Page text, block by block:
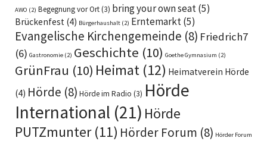
AWO (2) Begegnung vor Ort(3) bring your own seat(5)
Brückenfest (4) Bürgerhaushalt (2) Erntemarkt(5)
Evangelische Kirchengemeinde (8) Friedrich7
(6) Gastronomie (2) Geschichte (10) Goethe Gymnasium (2)
GrünFrau (10) Heimat (12) Heimatverein Hörde
(4) Hörde (8) Hörde im Radio (3) Hörde
International (21) Hörde
PUTZmunter(11) Hörder Forum (8) Hörder Forum